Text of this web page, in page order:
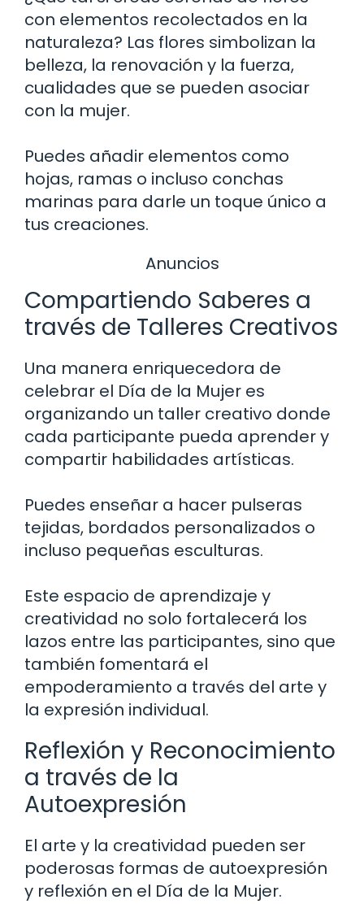
con elementos recolectados en la
naturaleza? Las flores simbolizan la
belleza, la renovación y la fuerza,
cualidades que se pueden asociar
con la mujer.
Puedes añadir elementos como
hojas, ramas o incluso conchas
marinas para darle un toque único a
tus creaciones.
Anuncios
Compartiendo Saberes a
través de Talleres Creativos
Una manera enriquecedora de
celebrar el Día de la Mujer es
organizando un taller creativo donde
cada participante pueda aprender y
compartir habilidades artísticas.
Puedes enseñar a hacer pulseras
tejidas, bordados personalizados o
incluso pequeñas esculturas.
Este espacio de aprendizaje y
creatividad no solo fortalecerá los
lazos entre las participantes, sino que
también fomentará el
empoderamiento a través del arte y
la expresión individual.
Reflexión y Reconocimiento
a través de la
Autoexpresión
El arte y la creatividad pueden ser
poderosas formas de autoexpresión
y reflexión en el Día de la Mujer.